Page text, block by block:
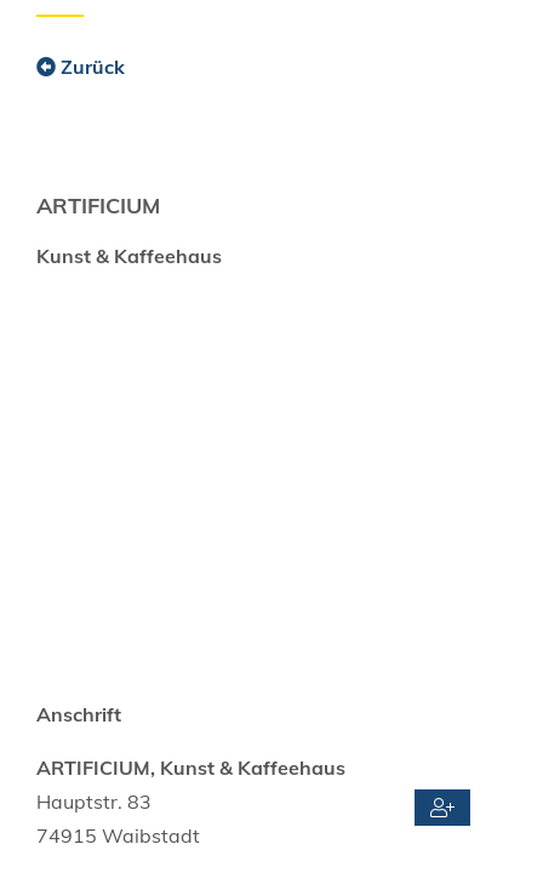
Zurück
ARTIFICIUM
Kunst & Kaffeehaus
Anschrift
ARTIFICIUM, Kunst & Kaffeehaus
Hauptstr. 83
74915 Waibstadt